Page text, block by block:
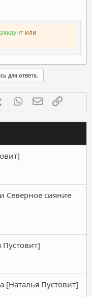
или
для ответа.
Tumblr WhatsAppЭлектронная
Северное сияние
[Наталья Пустовит]